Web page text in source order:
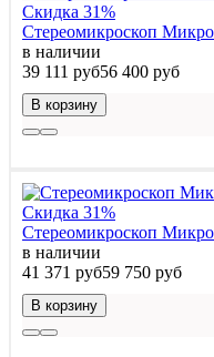
Скидка 31%
Стереомикроскоп
в наличии
39 111 руб56 400 руб
В корзину
Скидка 31%
Стереомикроскоп
в наличии
41 371 руб59 750 руб
В корзину